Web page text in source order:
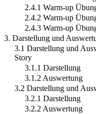
2.4.1 Warm-up
2.4.2 Warm-up
2.4.3 Warm-up
3. Darstellung und
3.1 Darstellung und
Story
3.1.1 Darstellung
3.1.2 Auswertung
3.2 Darstellung und
3.2.1 Darstellung
3.2.2 Auswertung